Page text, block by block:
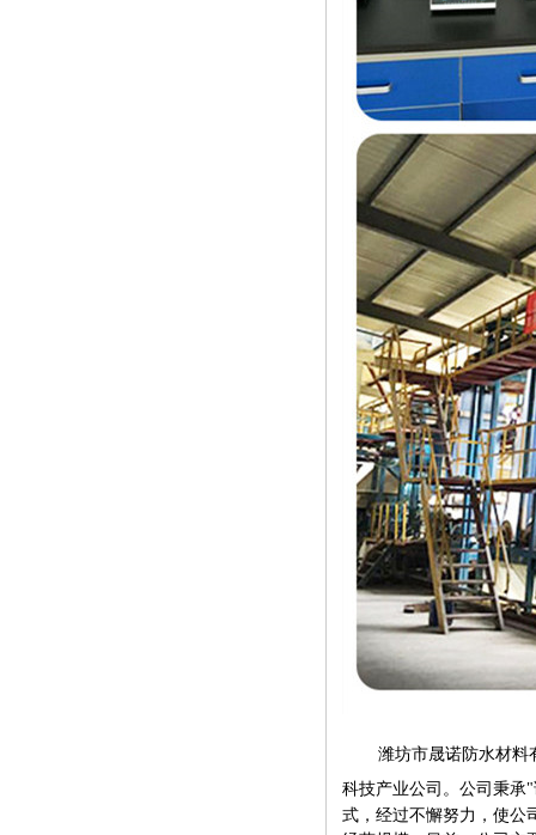
潍坊市晟诺防水材料
科技产业公司。公司秉承"
式，经过不懈努力，使公